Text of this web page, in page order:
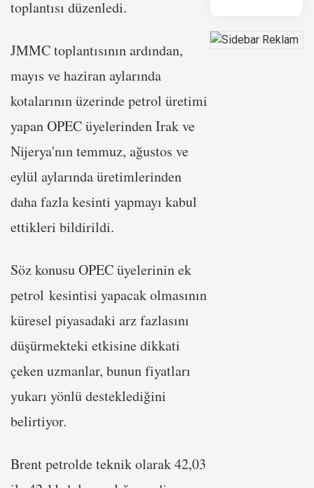
toplantısı düzenledi.
JMMC toplantısının ardından,
mayıs ve haziran aylarında
kotalarının üzerinde petrol üretimi
yapan OPEC üyelerinden Irak ve
Nijerya'nın temmuz, ağustos ve
eylül aylarında üretimlerinden
daha fazla kesinti yapmayı kabul
ettikleri bildirildi.
Söz konusu OPEC üyelerinin ek
petrol kesintisi yapacak olmasının
küresel piyasadaki arz fazlasını
düşürmekteki etkisine dikkati
çeken uzmanlar, bunun fiyatları
yukarı yönlü desteklediğini
belirtiyor.
Brent petrolde teknik olarak 42,03